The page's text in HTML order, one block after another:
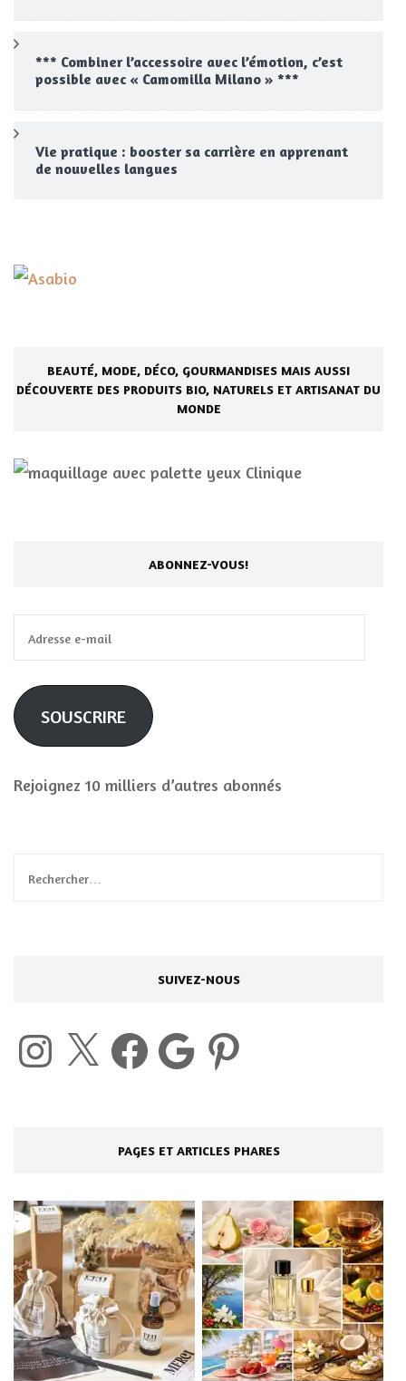
*** Combiner l’accessoire avec l’émotion, c’est
possible avec « Camomilla Milano » ***
Vie pratique : booster sa carrière en apprenant
de nouvelles langues
BEAUTÉ, MODE, DÉCO, GOURMANDISES MAIS AUSSI
DÉCOUVERTE DES PRODUITS BIO, NATURELS ET ARTISANAT DU
MONDE
ABONNEZ-VOUS!
e-
mail
SOUSCRIRE
Rejoignez 10 milliers d’autres abonnés
Rechercher :
SUIVEZ-NOUS
Instagram Facebook Google Pinterest
PAGES ET ARTICLES PHARES